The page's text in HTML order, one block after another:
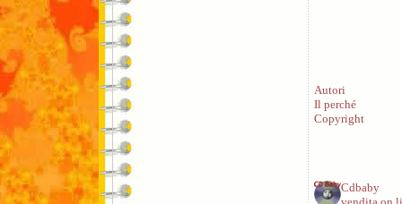
Autori
Il perché
Copyright
Cdbaby